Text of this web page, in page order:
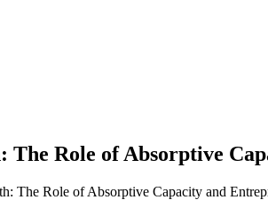
Role of Absorptive
The Role of Absorptive Capacity and